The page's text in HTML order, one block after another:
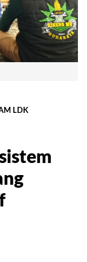
LDK